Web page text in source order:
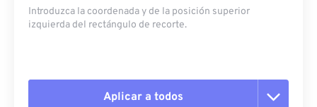
Introduzca la coordenada y de la posición superior
izquierda del rectángulo de recorte.
Aplicar a todos